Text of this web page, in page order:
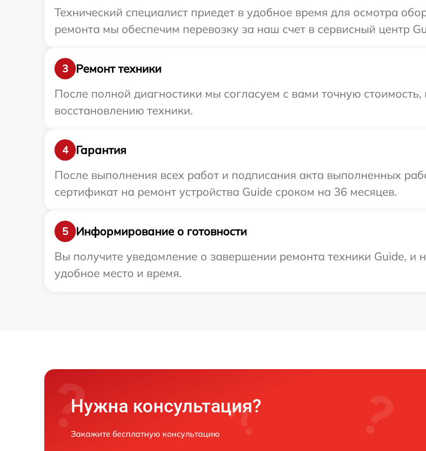
Технический специалист приедет в удобное время для осмотра
ремонта мы обеспечим перевозку за наш счет в сервисный центр
3
Ремонт техники
После полной диагностики мы согласуем с вами точную
восстановлению техники.
4
Гарантия
После выполнения всех работ и подписания акта выполненных
сертификат на ремонт устройства Guide сроком на 36 месяцев.
5
Информирование о готовности
Вы получите уведомление о завершении ремонта техники Guide, и
удобное место и время.
Нужна консультация?
Закажите бесплатную консультацию